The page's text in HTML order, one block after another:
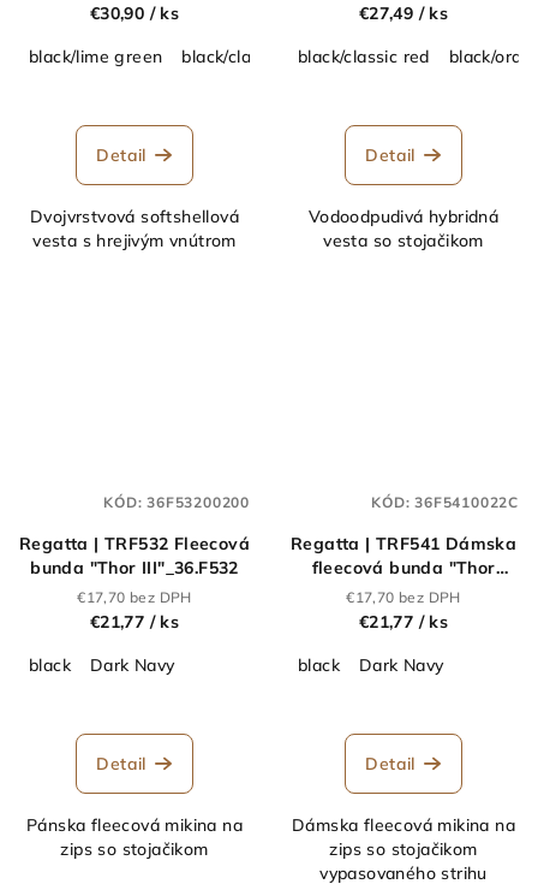
€30,90 / ks
black/lime green
black/classic red navy/french blue navy/
Detail
Dvojvrstvová softshellová
vesta s hrejivým vnútrom
€27,49 / ks
black/classic red
black/
Detail
Vodoodpudivá hybridná
vesta so stojačikom
Regatta | TRF532 Fleecová
bunda "Thor III"_36.F532
€17,70 bez DPH
€21,77 / ks
black
Dark Navy
Detail
Pánska fleecová mikina na
zips so stojačikom
KÓD:36F53200200
Regatta | TRF541 Dámska
fleecová bunda "Thor
III"_36.F541
€17,70 bez DPH
€21,77 / ks
black
Dark Navy
Detail
Dámska fleecová mikina na
zips so stojačikom
vypasovaného strihu
KÓD:36F5410022C